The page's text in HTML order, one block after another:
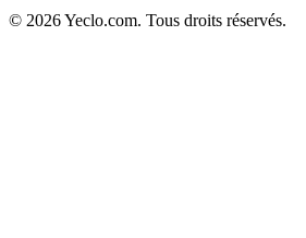
© 2026 Yeclo.com. Tous droits réservés.